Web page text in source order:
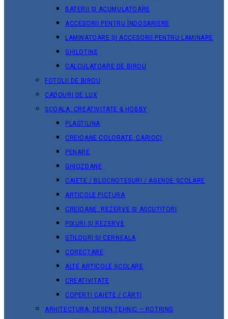
BATERII ȘI ACUMULATOARE
ACCESORII PENTRU ÎNDOSARIERE
LAMINATOARE ȘI ACCESORII PENTRU LAMINARE
GHILOTINE
CALCULATOARE DE BIROU
FOTOLII DE BIROU
CADOURI DE LUX
ȘCOALA, CREATIVITATE & HOBBY
PLASTILINA
CREIOANE COLORATE, CARIOCI
PENARE
GHIOZDANE
CAIETE / BLOCNOTESURI / AGENDE ȘCOLARE
ARTICOLE PICTURA
CREIOANE, REZERVE ȘI ASCUȚITORI
PIXURI ȘI REZERVE
STILOURI ȘI CERNEALA
CORECTARE
ALTE ARTICOLE ȘCOLARE
CREATIVITATE
COPERȚI CAIETE / CĂRȚI
ARHITECTURA, DESEN TEHNIC – ROTRING